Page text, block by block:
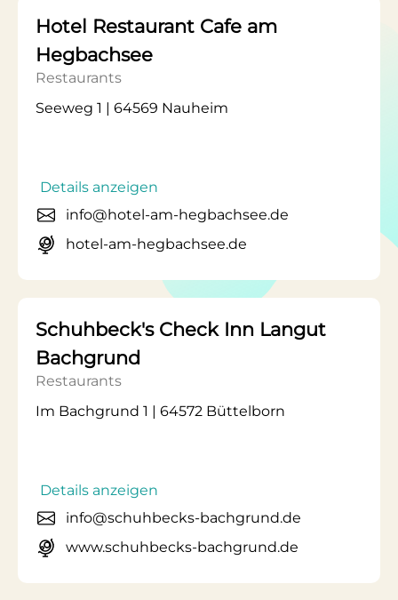
Hotel Restaurant Cafe am
Hegbachsee
Restaurants
Seeweg 1 | 64569 Nauheim
Details anzeigen
info@hotel-am-hegbachsee.de
hotel-am-hegbachsee.de
Schuhbeck's Check Inn Langut
Bachgrund
Restaurants
Im Bachgrund 1 | 64572 Büttelborn
Details anzeigen
info@schuhbecks-bachgrund.de
www.schuhbecks-bachgrund.de